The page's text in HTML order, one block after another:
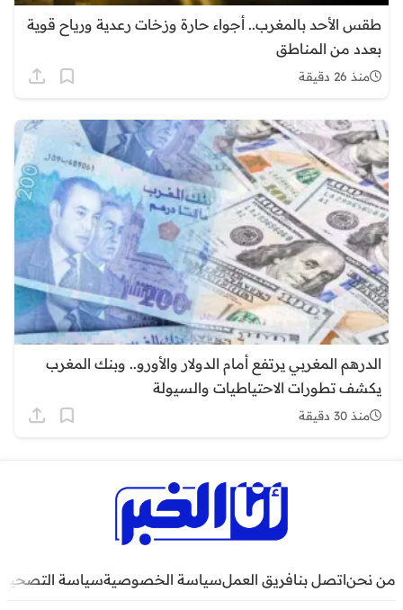
طقس الأحد بالمغرب.. أجواء حارة وزخات رعدية ورياح قوية
بعدد من المناطق
منذ 26 دقيقة
الدرهم المغربي يرتفع أمام الدولار والأورو.. وبنك المغرب
يكشف تطورات الاحتياطيات والسيولة
منذ 30 دقيقة
من نحناتصل بنافريق العملسياسة الخصوصيةسياسة التصحيح